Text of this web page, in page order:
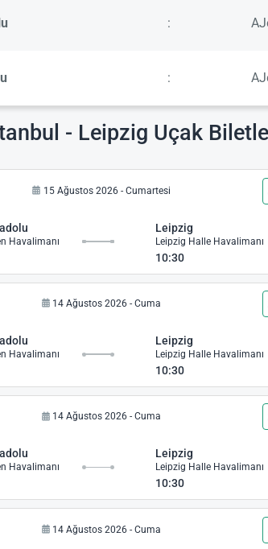
:
:
- Leipzig Uçak
15 Ağustos 2026 - Cumartesi
Havalimanı
Leipzig
Leipzig Halle Havalimanı
10:30
14 Ağustos 2026 - Cuma
Havalimanı
Leipzig
Leipzig Halle Havalimanı
10:30
14 Ağustos 2026 - Cuma
Havalimanı
Leipzig
Leipzig Halle Havalimanı
10:30
14 Ağustos 2026 - Cuma